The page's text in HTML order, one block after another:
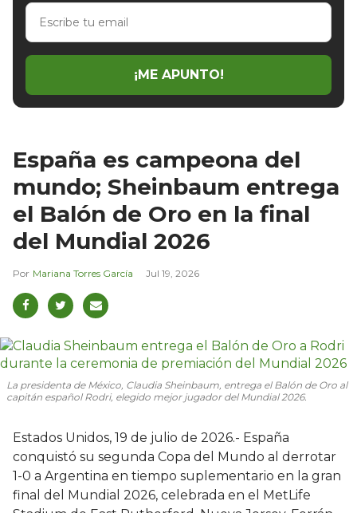
Escribe
email
¡ME APUNTO!
España es campeona del
mundo; Sheinbaum entrega
el Balón de Oro en la final
del Mundial 2026
Mariana Torres García Jul 19, 2026
La presidenta de México, Claudia Sheinbaum, entrega el Balón de Oro al
capitán español Rodri, elegido mejor jugador del Mundial 2026.
Estados Unidos, 19 de julio de 2026.- España
conquistó su segunda Copa del Mundo al derrotar
1-0 a Argentina en tiempo suplementario en la gran
final del Mundial 2026, celebrada en el MetLife